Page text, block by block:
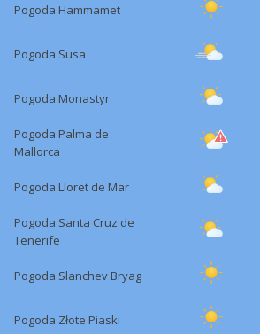
Pogoda Hammamet
Pogoda Susa
Pogoda Monastyr
Pogoda Palma de
Mallorca
Pogoda Lloret de Mar
Pogoda Santa Cruz de
Tenerife
Pogoda Slanchev Bryag
Pogoda Złote Piaski